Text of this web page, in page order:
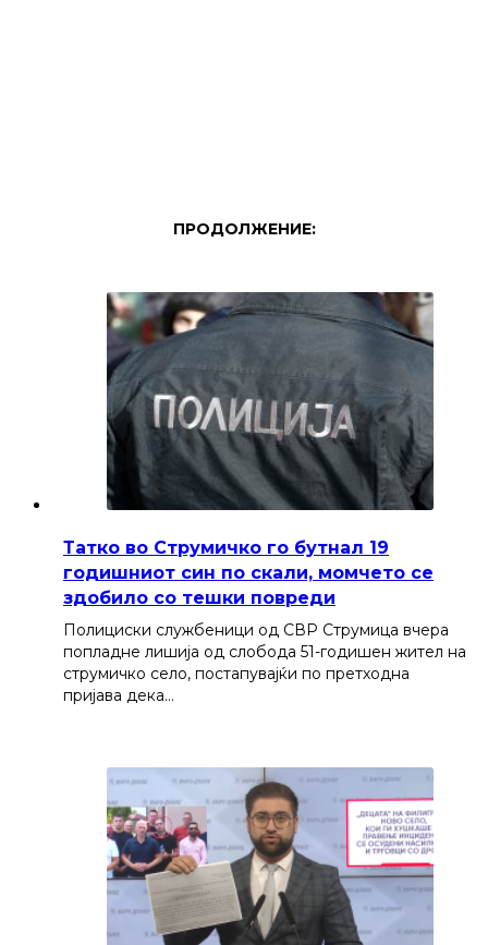
ПРОДОЛЖЕНИЕ:
Татко во Струмичко го бутнал 19
годишниот син по скали, момчето се
здобило со тешки повреди
Полициски службеници од СВР Струмица вчера
попладне лишија од слобода 51-годишен жител на
струмичко село, постапувајќи по претходна
пријава дека…